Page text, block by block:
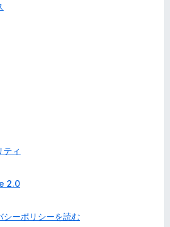
ティ
2.0
シーポリシーを読む